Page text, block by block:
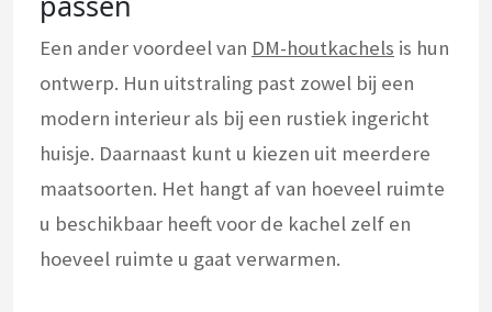
Een ander voordeel van DM-houtkachels is hun
ontwerp. Hun uitstraling past zowel bij een
modern interieur als bij een rustiek ingericht
huisje. Daarnaast kunt u kiezen uit meerdere
maatsoorten. Het hangt af van hoeveel ruimte
u beschikbaar heeft voor de kachel zelf en
hoeveel ruimte u gaat verwarmen.